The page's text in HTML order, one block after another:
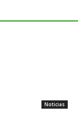
Noticias